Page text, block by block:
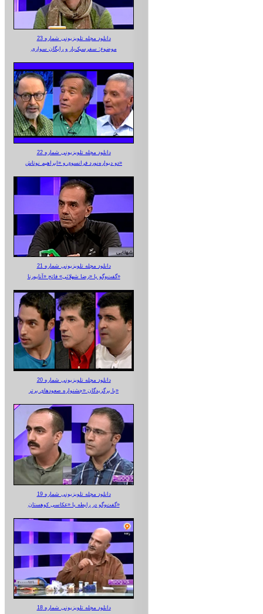
دانلود مجله تلویزیونی شماره 23
موضوع: سفرسبک‌بار و رایگان سواری
دانلود مجله تلویزیونی شماره 22
دو دیواره‌نورد فرانسوی و «ابراهیم نوتاش»
دانلود مجله تلویزیونی شماره 21
گفت‌وگو با «رضا شهلائی» فاتح «آناپورنا»
دانلود مجله تلویزیونی شماره 20
با برگزیدگان «جشنواره صعودهای برتر»
دانلود مجله تلویزیونی شماره 19
گفت‌وگو در رابطه با «عکاسی کوهستان»
دانلود مجله تلویزیونی شماره 18